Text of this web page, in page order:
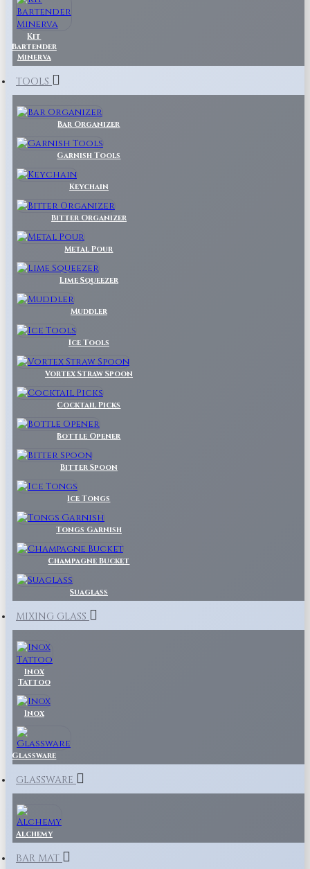
Kit
Bartender
Minerva
TOOLS
Bar Organizer
Garnish Tools
Keychain
Bitter Organizer
Metal Pour
Lime Squeezer
Muddler
Ice Tools
Vortex Straw Spoon
Cocktail Picks
Bottle Opener
Bitter Spoon
Ice Tongs
Tongs Garnish
Champagne Bucket
Suaglass
MIXING GLASS
Inox
Tattoo
Inox
Glassware
GLASSWARE
Alchemy
BAR MAT